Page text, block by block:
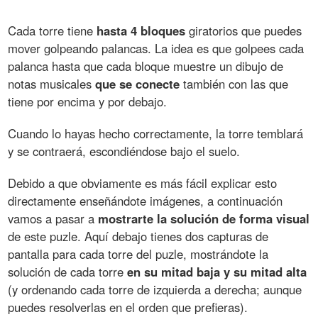
Cada torre tiene hasta 4 bloques giratorios que puedes
mover golpeando palancas. La idea es que golpees cada
palanca hasta que cada bloque muestre un dibujo de
notas musicalesque se conecte también con las que
tiene por encima y por debajo.
Cuando lo hayas hecho correctamente, la torre temblará
y se contraerá, escondiéndose bajo el suelo.
Debido a que obviamente es más fácil explicar esto
directamente enseñándote imágenes, a continuación
vamos a pasar a mostrarte la solución de forma visual
de este puzle. Aquí debajo tienes dos capturas de
pantalla para cada torre del puzle, mostrándote la
solución de cada torreen su mitad baja y su mitad alta
(y ordenando cada torre de izquierda a derecha; aunque
puedes resolverlas en el orden que prefieras).